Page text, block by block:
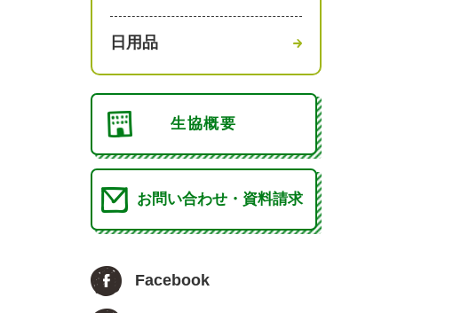
日用品
生協概要
お問い合わせ・資料請求
Facebook